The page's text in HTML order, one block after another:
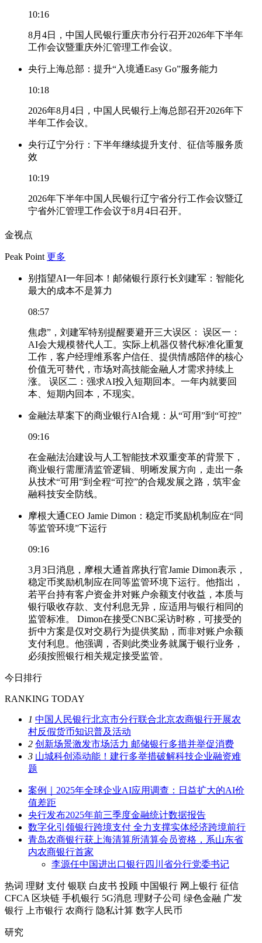
10:16
8月4日，中国人民银行重庆市分行召开2026年下半年
工作会议暨重庆外汇管理工作会议。
央行上海总部：提升“入境通Easy Go”服务能力
10:18
2026年8月4日，中国人民银行上海总部召开2026年下
半年工作会议。
央行辽宁分行：下半年继续提升支付、征信等服务质
效
10:19
2026年下半年中国人民银行辽宁省分行工作会议暨辽
宁省外汇管理工作会议于8月4日召开。
金视点
Peak Point 更多
别指望AI一年回本！邮储银行原行长刘建军：智能化
最大的成本不是算力
08:57
焦虑”，刘建军特别提醒要避开三大误区： 误区一：
AI会大规模替代人工。实际上机器仅替代标准化重复
工作，客户经理维系客户信任、提供情感陪伴的核心
价值无可替代，市场对高技能金融人才需求持续上
涨。 误区二：强求AI投入短期回本。一年内就要回
本、短期内回本，不现实。
金融法草案下的商业银行AI合规：从“可用”到“可控”
09:16
在金融法治建设与人工智能技术双重变革的背景下，
商业银行需厘清监管逻辑、明晰发展方向，走出一条
从技术“可用”到全程“可控”的合规发展之路，筑牢金
融科技安全防线。
摩根大通CEO Jamie Dimon：稳定币奖励机制应在“同
等监管环境”下运行
09:16
3月3日消息，摩根大通首席执行官Jamie Dimon表示，
稳定币奖励机制应在同等监管环境下运行。他指出，
若平台持有客户资金并对账户余额支付收益，本质与
银行吸收存款、支付利息无异，应适用与银行相同的
监管标准。 Dimon在接受CNBC采访时称，可接受的
折中方案是仅对交易行为提供奖励，而非对账户余额
支付利息。他强调，否则此类业务就属于银行业务，
必须按照银行相关规定接受监管。
今日排行
RANKING TODAY
1 中国人民银行北京市分行联合北京农商银行开展农
村反假货币知识普及活动
2 创新场景激发市场活力 邮储银行多措并举促消费
3 山城科创添动能！建行多举措破解科技企业融资难
题
案例｜2025年全球企业AI应用调查：日益扩大的AI价
值差距
央行发布2025年前三季度金融统计数据报告
数字化引领银行跨境支付 全力支撑实体经济跨境前行
青岛农商银行获上海清算所清算会员资格，系山东省
内农商银行首家
李源任中国进出口银行四川省分行党委书记
热词 理财 支付 银联 白皮书 投顾 中国银行 网上银行 征信
CFCA 区块链 手机银行 5G消息 理财子公司 绿色金融 广发
银行
上市银行 农商行 隐私计算 数字人民币
研究